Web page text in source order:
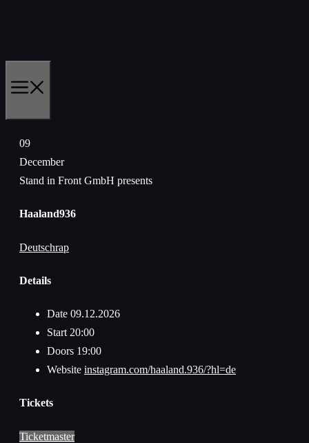
09
December
Stand in Front GmbH presents
Haaland936
Deutschrap
Details
Date 09.12.2026
Start 20:00
Doors 19:00
Website instagram.com/haaland.936/?hl=de
Tickets
Ticketmaster